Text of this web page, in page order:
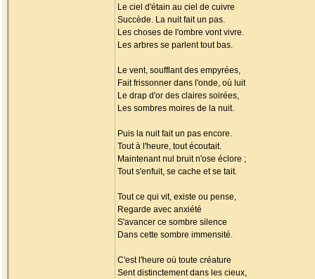
Le ciel d'étain au ciel de cuivre
Succède. La nuit fait un pas.
Les choses de l'ombre vont vivre.
Les arbres se parlent tout bas.
Le vent, soufflant des empyrées,
Fait frissonner dans l'onde, où luit
Le drap d'or des claires soirées,
Les sombres moires de la nuit.
Puis la nuit fait un pas encore.
Tout à l'heure, tout écoutait.
Maintenant nul bruit n'ose éclore ;
Tout s'enfuit, se cache et se tait.
Tout ce qui vit, existe ou pense,
Regarde avec anxiété
S'avancer ce sombre silence
Dans cette sombre immensité.
C'est l'heure où toute créature
Sent distinctement dans les cieux,